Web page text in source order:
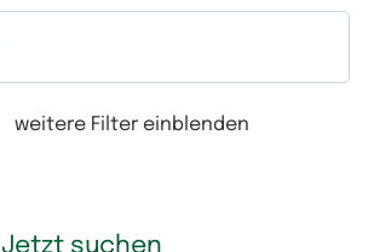
weitere Filter einblenden
Jetzt suchen